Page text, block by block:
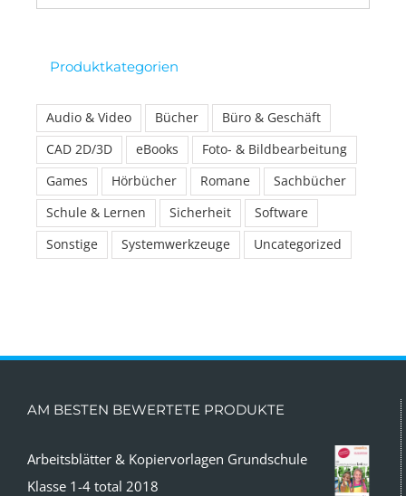
Produktkategorien
Audio & Video Bücher
Büro & Geschäft
CAD 2D/3D
eBooks
Foto- & Bildbearbeitung
Games
Hörbücher Romane
Sachbücher
Schule & Lernen
Sicherheit
Software
Sonstige
Systemwerkzeuge Uncategorized
AM BESTEN BEWERTETE PRODUKTE
Arbeitsblätter & Kopiervorlagen Grundschule
Klasse 1-4 total 2018